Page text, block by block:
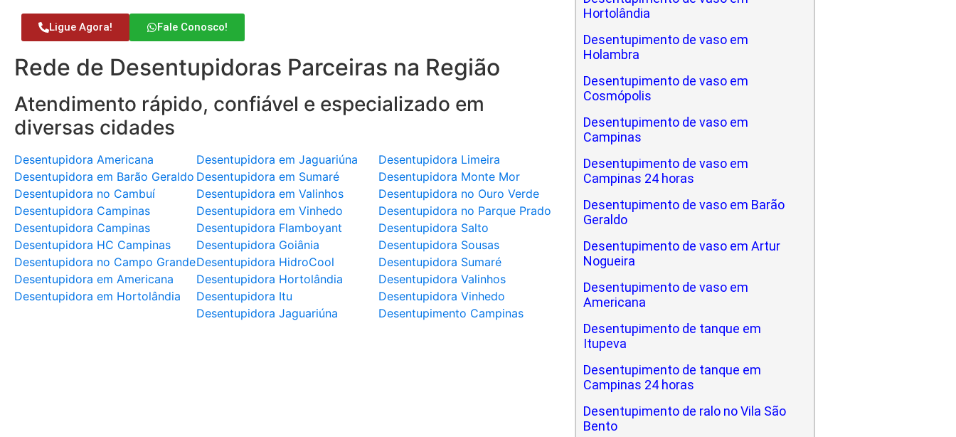
Ligue Agora! Fale Conosco!
Rede de Desentupidoras Parceiras na Região
Atendimento rápido, confiável e especializado em
diversas cidades
Desentupidora Americana
Desentupidora em Barão Geraldo
Desentupidora no Cambuí
Desentupidora Campinas
Desentupidora Campinas
Desentupidora HC Campinas
Desentupidora no Campo Grande
Desentupidora em Americana
Desentupidora em Hortolândia
Desentupidora em Jaguariúna
Desentupidora em Sumaré
Desentupidora em Valinhos
Desentupidora em Vinhedo
Desentupidora Flamboyant
Desentupidora Goiânia
Desentupidora HidroCool
Desentupidora Hortolândia
Desentupidora Itu
Desentupidora Jaguariúna
Desentupidora Limeira
Desentupidora Monte Mor
Desentupidora no Ouro Verde
Desentupidora no Parque Prado
Desentupidora Salto
Desentupidora Sousas
Desentupidora Sumaré
Desentupidora Valinhos
Desentupidora Vinhedo
Desentupimento Campinas
Hortolândia
Desentupimento de vaso em
Holambra
Desentupimento de vaso em
Cosmópolis
Desentupimento de vaso em
Campinas
Desentupimento de vaso em
Campinas 24 horas
Desentupimento de vaso em Barão
Geraldo
Desentupimento de vaso em Artur
Nogueira
Desentupimento de vaso em
Americana
Desentupimento de tanque em
Itupeva
Desentupimento de tanque em
Campinas 24 horas
Desentupimento de ralo no Vila São
Bento